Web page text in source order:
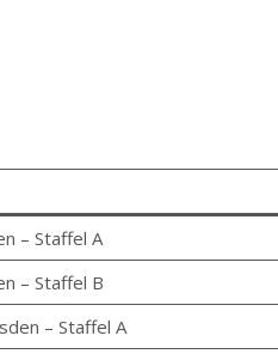
– Staffel A
– Staffel B
– Staffel A